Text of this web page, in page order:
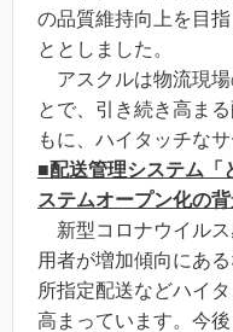
の品質維持向上を目
ととしました。
アスクルは物流現場
とで、引き続き高ま
もに、ハイタッチな
■配送管理システム「
ステムオープン化の
新型コロナウイルス
用者が増加傾向にあ
所指定配送などハイ
高まっています。今